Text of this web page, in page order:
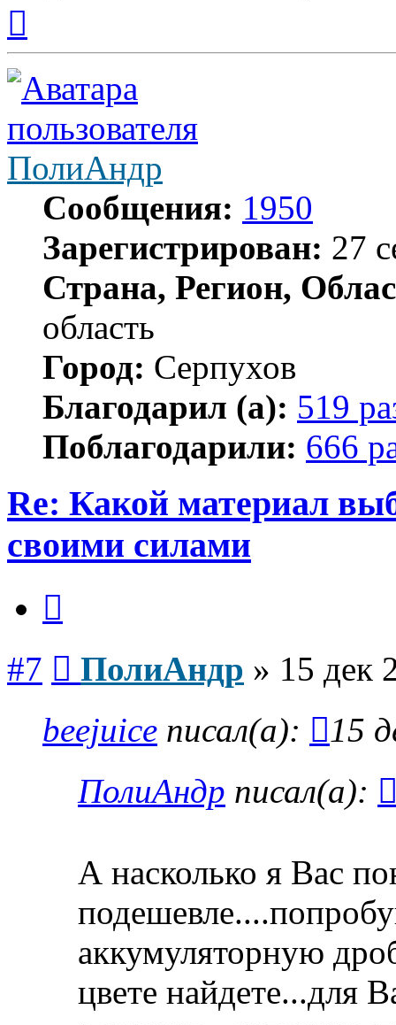
началу
ПолиАндр
Сообщения: 1950
Зарегистрирован: 27
Страна, Регион,
область
Город: Серпухов
Благодарил (а): 519
Поблагодарили: 666
Re: Какой материал
своими силами
#7 ПолиАндр » 15 дек
beejuice писал(а):
15
ПолиАндр писал(а):
А насколько я Вас
аккумуляторную
цвете найдете...для